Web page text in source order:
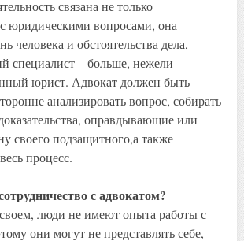
связана не только
юридическими вопросами, она
человека и обстоятельства дела,
специалист – больше, нежели
юрист. Адвокат должен быть
анализировать вопрос, собирать
оправдывающие или
своего подзащитного,а также
процесс.
с адвокатом?
люди не имеют опыта работы с
они могут не представлять себе,